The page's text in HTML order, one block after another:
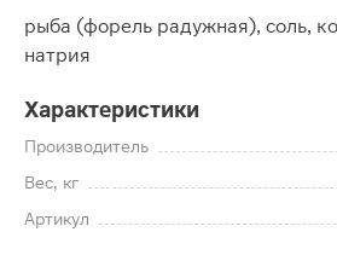
рыба (форель радужная), соль,
натрия
Характеристики
Производитель
Вес, кг
Артикул